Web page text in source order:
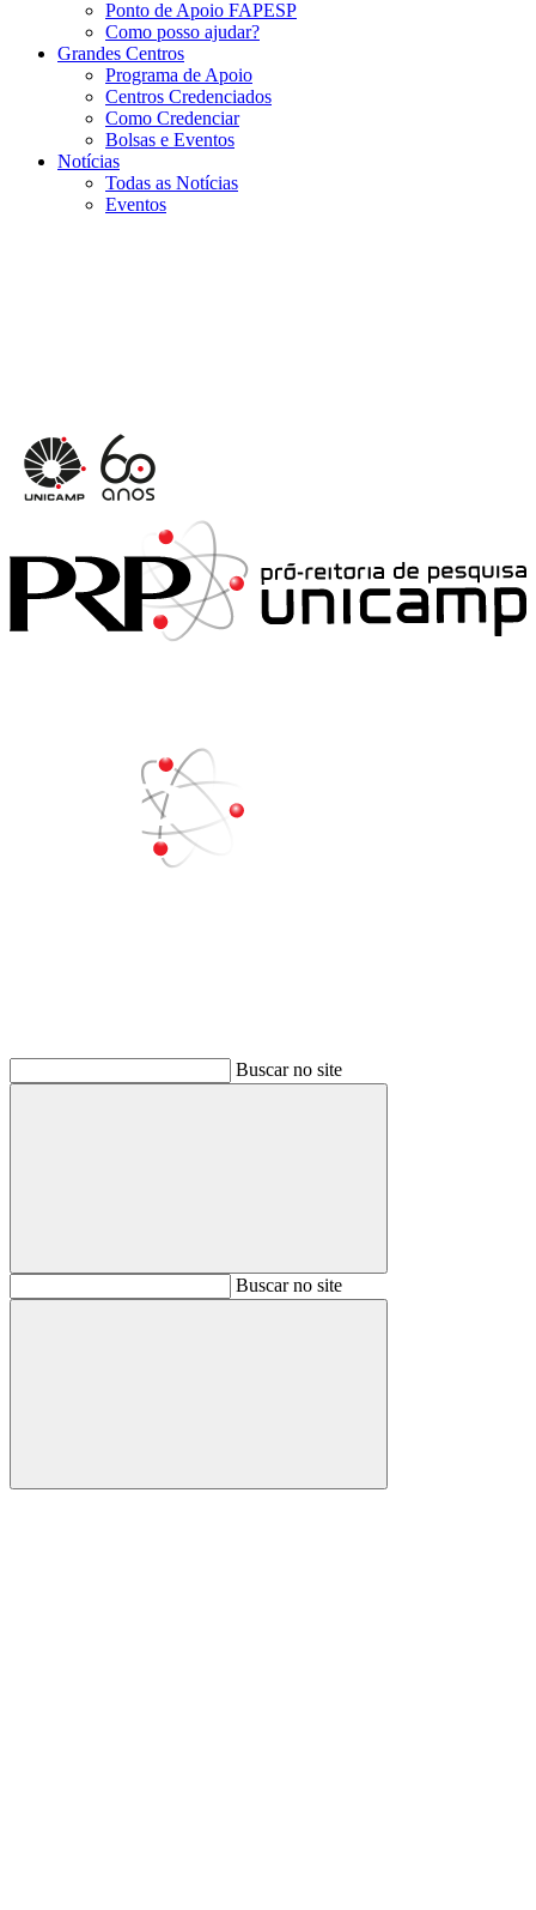
Ponto de Apoio FAPESP
Como posso ajudar?
Grandes Centros
Programa de Apoio
Centros Credenciados
Como Credenciar
Bolsas e Eventos
Notícias
Todas as Notícias
Eventos
Buscar no site
BuscarBuscar no site
Buscar